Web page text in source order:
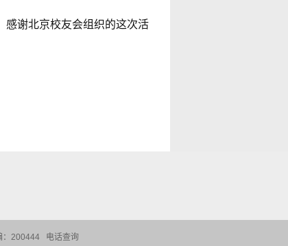
感谢北京校友会组织的这次活
200444 电话查询